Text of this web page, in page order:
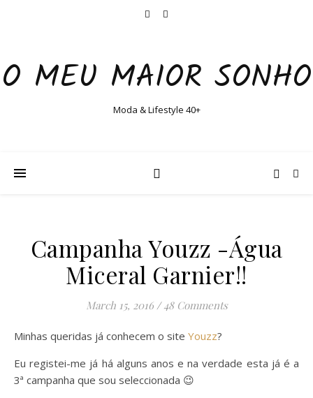
O MEU MAIOR SONHO
Moda & Lifestyle 40+
Campanha Youzz -Água
Miceral Garnier!!
March 15, 2016 / 48 Comments
Minhas queridas já conhecem o site Youzz?
Eu registei-me já há alguns anos e na verdade esta já é a
3ª campanha que sou seleccionada 😉